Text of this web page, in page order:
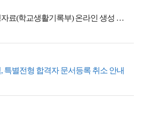
2026학년도 대입전형자료(학교생활기록부) 온라인 생성 신청 시스템 안내
특별전형 합격자 문서등록 취소 안내